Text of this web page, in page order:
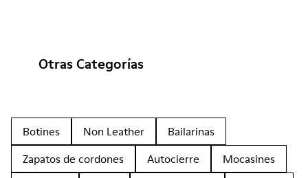
Otras Categorías
Botines Non Leather
Bailarinas
Zapatos de cordones
Autocierre
Mocasines